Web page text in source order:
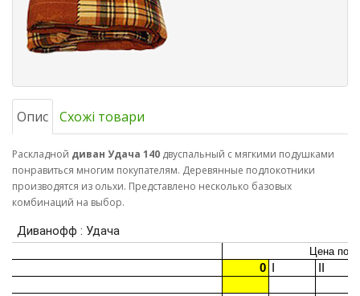
Опис Схожі товари
Раскладной диван Удача 140 двуспальный с мягкими подушками
понравиться многим покупателям. Деревянные подлокотники
производятся из ольхи. Представлено несколько базовых
комбинаций на выбор.